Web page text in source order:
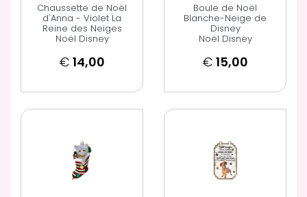
Chaussette de Noël
d'Anna - Violet La
Reine des Neiges
Noël Disney
€ 14,00
Boule de Noël
Blanche-Neige de
Disney
Noël Disney
€ 15,00